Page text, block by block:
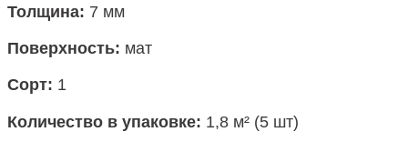
Толщина: 7 мм
Поверхность: мат
Сорт: 1
Количество в упаковке: 1,8 м² (5 шт)